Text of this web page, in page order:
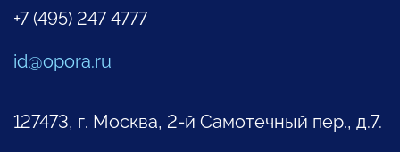
+7 (495) 247 4777
id@opora.ru
127473, г. Москва, 2-й Самотечный пер., д.7.